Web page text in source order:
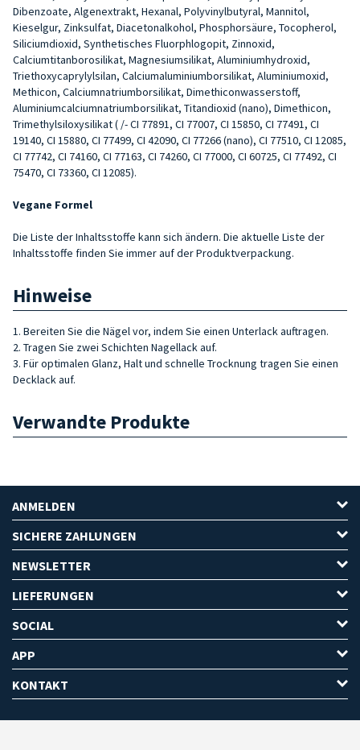
Dibenzoate, Algenextrakt, Hexanal, Polyvinylbutyral, Mannitol,
Kieselgur, Zinksulfat, Diacetonalkohol, Phosphorsäure, Tocopherol,
Siliciumdioxid, Synthetisches Fluorphlogopit, Zinnoxid,
Calciumtitanborosilikat, Magnesiumsilikat, Aluminiumhydroxid,
Triethoxycaprylylsilan, Calciumaluminiumborsilikat, Aluminiumoxid,
Methicon, Calciumnatriumborsilikat, Dimethiconwasserstoff,
Aluminiumcalciumnatriumborsilikat, Titandioxid (nano), Dimethicon,
Trimethylsiloxysilikat ( /- CI 77891, CI 77007, CI 15850, CI 77491, CI
19140, CI 15880, CI 77499, CI 42090, CI 77266 (nano), CI 77510, CI 12085,
CI 77742, CI 74160, CI 77163, CI 74260, CI 77000, CI 60725, CI 77492, CI
75470, CI 73360, CI 12085).
Vegane Formel
Die Liste der Inhaltsstoffe kann sich ändern. Die aktuelle Liste der
Inhaltsstoffe finden Sie immer auf der Produktverpackung.
Hinweise
1. Bereiten Sie die Nägel vor, indem Sie einen Unterlack auftragen.
2. Tragen Sie zwei Schichten Nagellack auf.
3. Für optimalen Glanz, Halt und schnelle Trocknung tragen Sie einen
Decklack auf.
Verwandte Produkte
ANMELDEN
SICHERE ZAHLUNGEN
NEWSLETTER
LIEFERUNGEN
SOCIAL
APP
KONTAKT